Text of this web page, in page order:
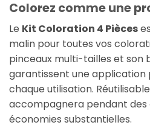
Colorez comme une
Le Kit Coloration 4 Pièces
malin pour toutes vos
pinceaux multi-tailles et son
garantissent une application
chaque utilisation.
accompagnera pendant des
économies substantielles.